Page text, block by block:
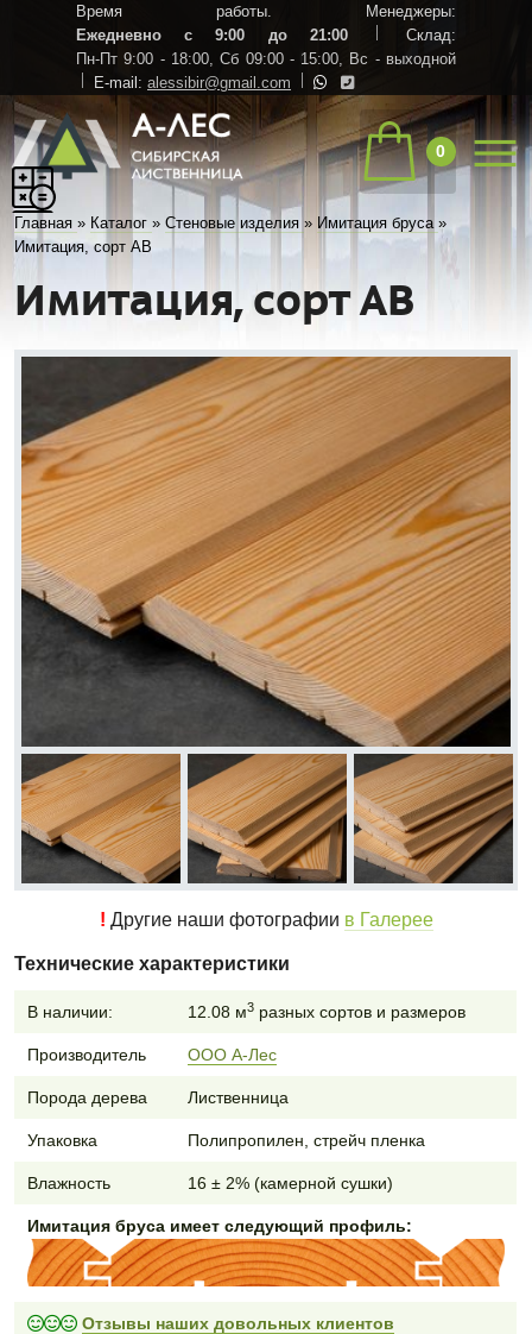
Время работы. Менеджеры:
Ежедневно с 9:00 до 21:00
Склад:
Пн-Пт 9:00 - 18:00, Сб 09:00 - 15:00, Вс - выходной
E-mail: alessibir@gmail.com
0
Главная » Каталог »Стеновые изделия » Имитация бруса »
Имитация, сорт AB
Имитация, сорт AB
! Другие наши фотографии в Галерее
Технические характеристики
В наличии: 12.08 м3разных сортов и размеров
Производитель ООО А-Лес
Порода дерева Лиственница
Упаковка Полипропилен, стрейч пленка
Влажность 16 ± 2% (камерной сушки)
Имитация бруса имеет следующий профиль:
Отзывы наших довольных клиентов